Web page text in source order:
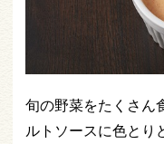
旬の野菜をたくさん
ルトソースに色とり